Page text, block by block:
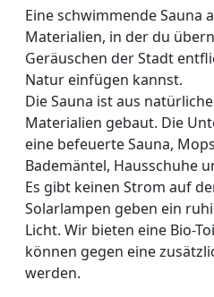
Eine schwimmende Sauna
Materialien, in der du
Geräuschen der Stadt
Natur einfügen kannst.
Die Sauna ist aus
Materialien gebaut. Die
eine befeuerte Sauna,
Bademäntel, Hausschuhe
Es gibt keinen Strom auf
Solarlampen geben ein
Licht. Wir bieten eine Bio-
können gegen eine
werden.